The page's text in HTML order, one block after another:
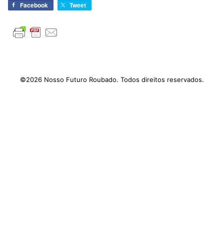
Facebook Tweet
©2026 Nosso Futuro Roubado. Todos direitos reservados.